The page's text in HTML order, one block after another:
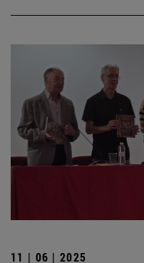
11 | 06 | 2025